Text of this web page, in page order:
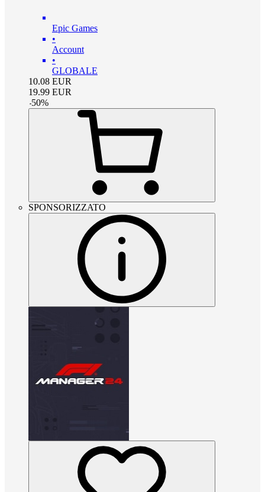
Epic Games
•
Account
•
GLOBALE
10.08 EUR
19.99 EUR
-50%
SPONSORIZZATO